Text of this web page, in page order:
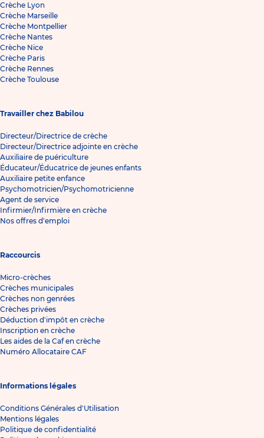
Crèche Lyon
Crèche Marseille
Crèche Montpellier
Crèche Nantes
Crèche Nice
Crèche Paris
Crèche Rennes
Crèche Toulouse
Travailler chez Babilou
Directeur/Directrice de crèche
Directeur/Directrice adjointe en crèche
Auxiliaire de puériculture
Éducateur/Éducatrice de jeunes enfants
Auxiliaire petite enfance
Psychomotricien/Psychomotricienne
Agent de service
Infirmier/Infirmière en crèche
Nos offres d'emploi
Raccourcis
Micro-crèches
Crèches municipales
Crèches non genrées
Crèches privées
Déduction d'impôt en crèche
Inscription en crèche
Les aides de la Caf en crèche
Numéro Allocataire CAF
Informations légales
Conditions Générales d'Utilisation
Mentions légales
Politique de confidentialité